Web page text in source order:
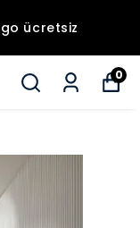
ücretsiz
0